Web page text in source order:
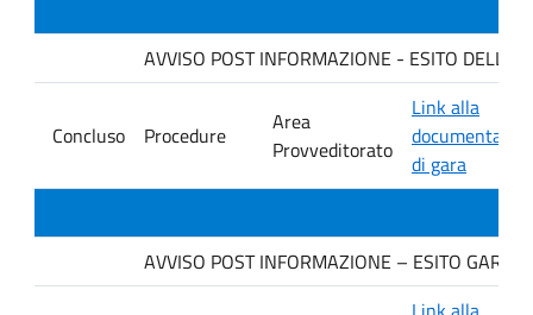
AVVISO POST INFORMAZIONE - ESITO
Concluso Procedure
Area
Provveditorato
Link alla
di gara
AVVISO POST INFORMAZIONE – ESITO GARA